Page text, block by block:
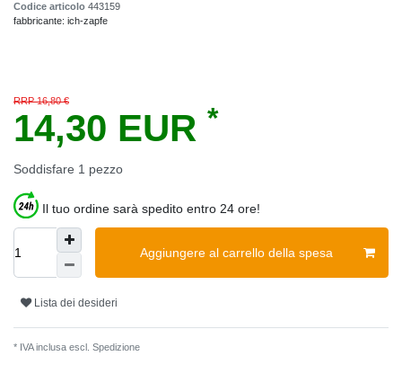
Codice articolo 443159
fabbricante: ich-zapfe
RRP 16,80 €
14,30 EUR *
Soddisfare 1 pezzo
Il tuo ordine sarà spedito entro 24 ore!
Aggiungere al carrello della spesa
Lista dei desideri
* IVA inclusa escl. Spedizione